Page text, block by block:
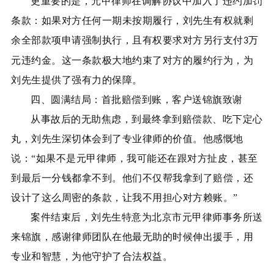
条款：如果对方任何一期未按期履行，刘先生有权就剩
余全部款项申请强制执行，且有权要求对方另行支付3万
元违约金。这一条款极大地约束了对方的履约行为，为
刘先生提供了强有力的保障。
四、圆满结局：首批赔偿到账，客户送锦旗致谢
从事故后的无助焦虑，到最终拿到赔偿款、吃下定心
丸，刘先生深切体会到了专业律师的价值。他感慨地
说： “如果不是元甲律师，我可能还在跟对方扯皮，甚至
到最后一分钱都拿不到。他们不仅帮我拿到了赔偿，还
设计了这么周密的条款，让我不用担心对方赖账。”
案件结束后，刘先生特意为北京市元甲律师事务所送
来锦旗，感谢律师团队在他最无助的时候伸出援手，用
专业和智慧，为他守护了合法权益。